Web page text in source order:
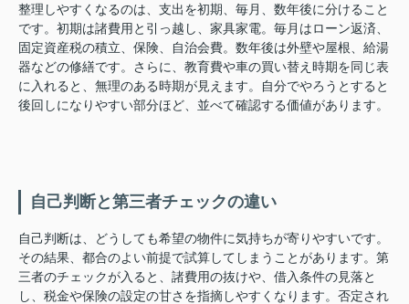
整理しやすくなるのは、支出を初期、毎月、数年後に分けること
です。初期は諸費用と引っ越し、家具家電。毎月はローン返済、
固定資産税の積立、保険、自治会費。数年後は外壁や屋根、給湯
器などの修繕です。さらに、教育費や車の買い替え時期を同じ表
に入れると、無理のある時期が見えます。自分でやろうとすると
後回しになりやすい部分ほど、並べて確認する価値があります。
自己判断と第三者チェックの違い
自己判断は、どうしても希望の物件に気持ちが寄りやすいです。
その結果、都合のよい前提で試算してしまうことがあります。第
三者のチェックが入ると、諸費用の抜けや、借入条件の見落と
し、税金や保険の設定の甘さを指摘しやすくなります。否定され